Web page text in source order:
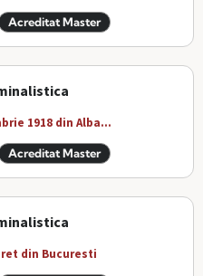
Acreditat Master
1918 din Alba...
Acreditat Master
din Bucuresti